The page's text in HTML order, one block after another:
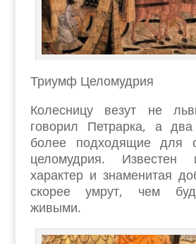
Триумф Целомудрия
Колесницу везут не
говорил Петрарка, а
более подходящие для
целомудрия. Известен
характер и знаменитая
скорее умрут, чем
живыми.